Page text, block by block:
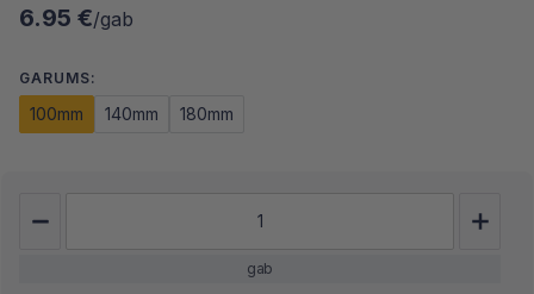
6.95 €/gab
GARUMS:
100mm 140mm 180mm
gab